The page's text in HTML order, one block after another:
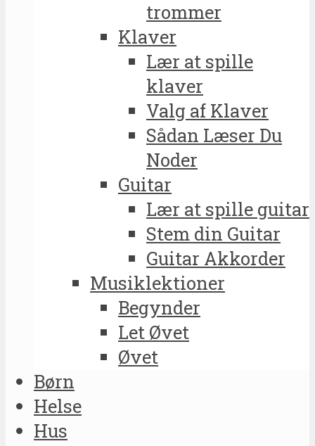
trommer
Klaver
Lær at spille
klaver
Valg af Klaver
Sådan Læser Du
Noder
Guitar
Lær at spille guitar
Stem din Guitar
Guitar Akkorder
Musiklektioner
Begynder
Let Øvet
Øvet
Børn
Helse
Hus